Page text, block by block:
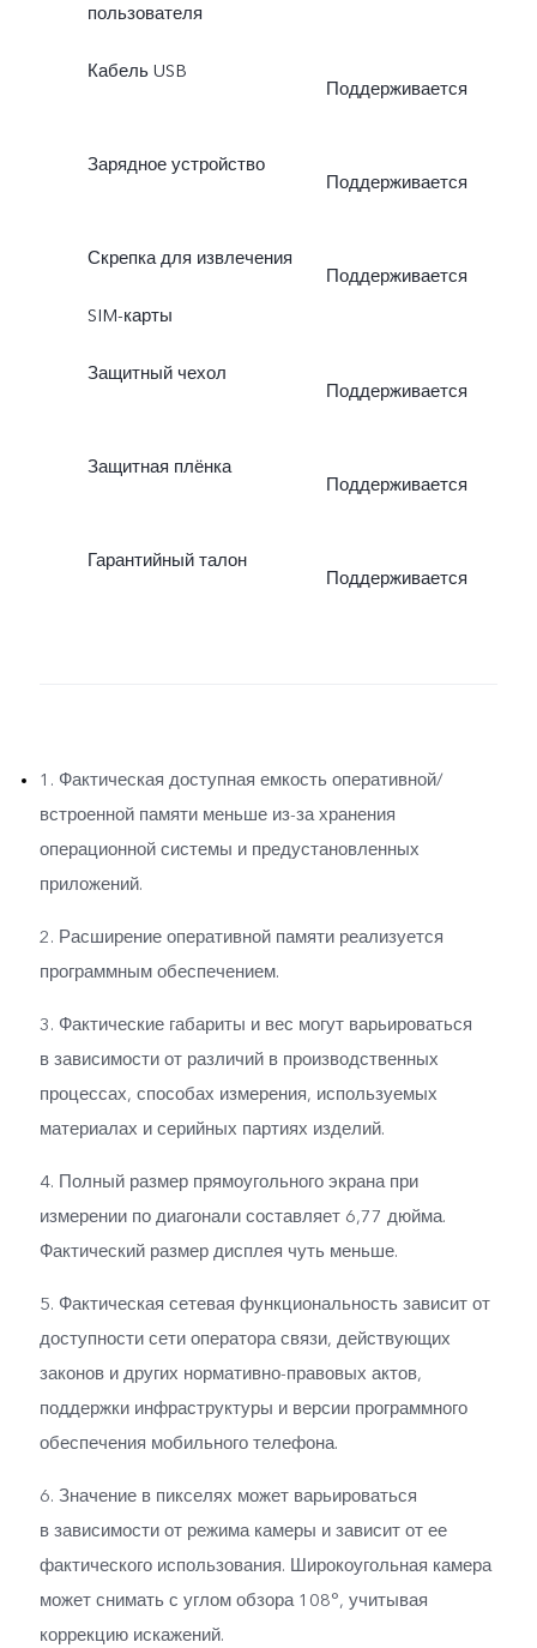
пользователя
Кабель USB
Поддерживается
Зарядное устройство
Поддерживается
Скрепка для извлечения
SIM-карты
Поддерживается
Защитный чехол
Поддерживается
Защитная плёнка
Поддерживается
Гарантийный талон
Поддерживается
1. Фактическая доступная емкость оперативной/
встроенной памяти меньше из-за хранения
операционной системы и предустановленных
приложений.
2. Расширение оперативной памяти реализуется
программным обеспечением.
3. Фактические габариты и вес могут варьироваться
в зависимости от различий в производственных
процессах, способах измерения, используемых
материалах и серийных партиях изделий.
4. Полный размер прямоугольного экрана при
измерении по диагонали составляет 6,77 дюйма.
Фактический размер дисплея чуть меньше.
5. Фактическая сетевая функциональность зависит от
доступности сети оператора связи, действующих
законов и других нормативно-правовых актов,
поддержки инфраструктуры и версии программного
обеспечения мобильного телефона.
6. Значение в пикселях может варьироваться
в зависимости от режима камеры и зависит от ее
фактического использования. Широкоугольная камера
может снимать с углом обзора 108°, учитывая
коррекцию искажений.